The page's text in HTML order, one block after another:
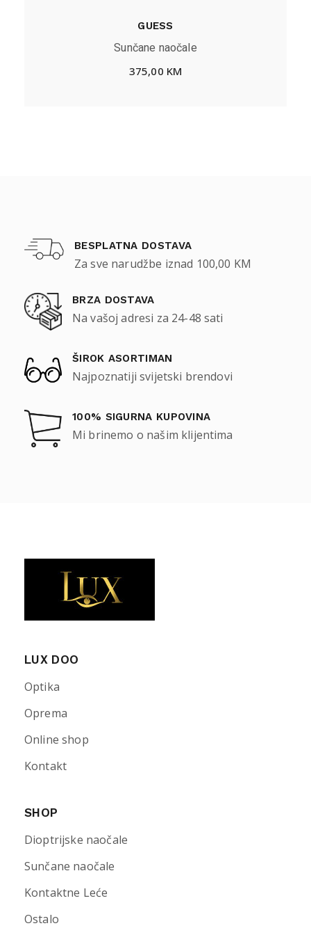
GUESS
Sunčane naočale
375,00 KM
BESPLATNA DOSTAVA
Za sve narudžbe iznad 100,00 KM
BRZA DOSTAVA
Na vašoj adresi za 24-48 sati
ŠIROK ASORTIMAN
Najpoznatiji svijetski brendovi
100% SIGURNA KUPOVINA
Mi brinemo o našim klijentima
LUX DOO
Optika
Oprema
Online shop
Kontakt
SHOP
Dioptrijske naočale
Sunčane naočale
Kontaktne Leće
Ostalo